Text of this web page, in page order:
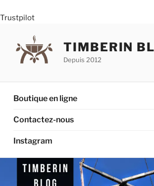
Trustpilot
contenu
principal
TIMBERIN
Depuis 2012
Boutique en ligne
Contactez-nous
Instagram